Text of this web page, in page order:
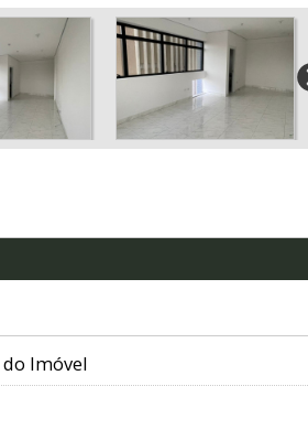
Imóvel